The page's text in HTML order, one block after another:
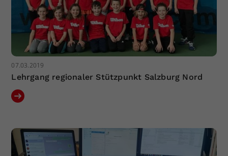
07.03.2019
Lehrgang regionaler Stützpunkt Salzburg Nord